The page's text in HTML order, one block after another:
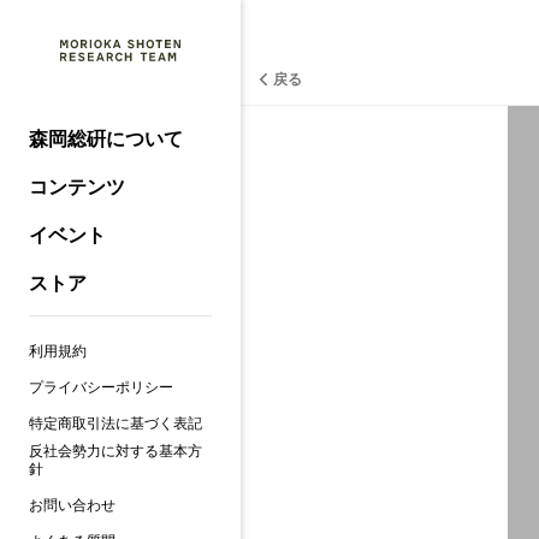
森岡総硏について
コンテンツ
イベント
ストア
利用規約
プライバシーポリシー
特定商取引法に基づく表記
反社会勢力に対する基本方
針
お問い合わせ
戻る